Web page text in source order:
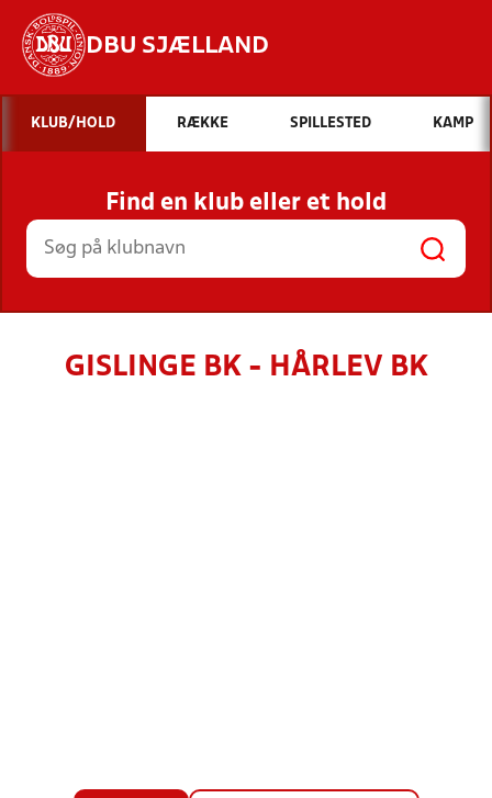
DBU SJÆLLAND
Hvad vil du søge efter?
INDHOLD OG NYHEDER
STILLINGER, RESULTATER, KLUBBER OG
HOLD
KLUB/HOLD RÆKKE SPILLESTED KAMP
Find en klub eller et hold
GISLINGE BK - HÅRLEV BK